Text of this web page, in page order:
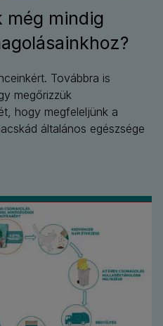
még mindig
Továbbra is
megőrizzük
hogy megfeleljünk a
általános egészsége